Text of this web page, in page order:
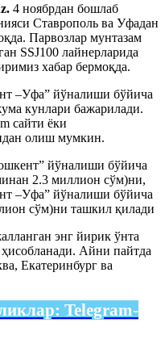
4 ноябрдан бошлаб
Ставрополь ва Уфадан
Парвозлар мунтазам
SSJ100 лайнерларида
хабар бермоқда.
–Уфа” йўналиши бўйича
кунлари бажарилади.
сайти ёки
олиш мумкин.
йўналиши бўйича
2.3 миллион сўм)ни,
–Уфа” йўналиши бўйича
сўм)ни ташкил қилади
энг йирик ўнта
Айни пайтда
Екатеринбург ва
Telegram-